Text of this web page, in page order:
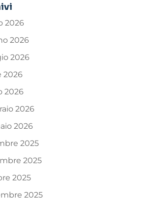
2026
2026
2026
2026
2026
2026
2026
2025
2025
2025
2025